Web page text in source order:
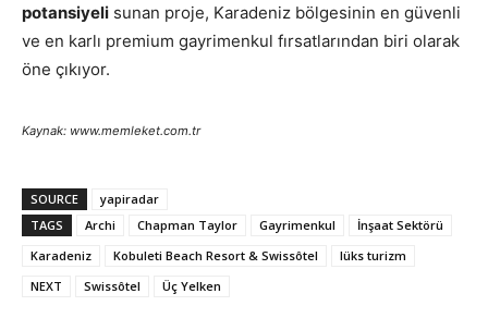
potansiyeli sunan proje, Karadeniz bölgesinin en güvenli
ve en karlı premium gayrimenkul fırsatlarından biri olarak
öne çıkıyor.
Kaynak: www.memleket.com.tr
SOURCE
yapiradar
TAGS
Archi Chapman Taylor Gayrimenkul
İnşaat Sektörü
Karadeniz
Kobuleti Beach Resort & Swissôtel
lüks turizm
NEXT
Swissôtel Üç Yelken